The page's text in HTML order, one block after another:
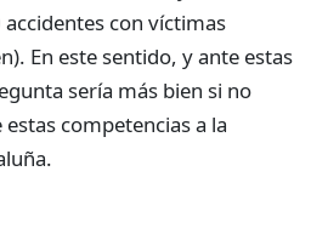
con víctimas
En este sentido, y ante estas
sería más bien si no
competencias a la